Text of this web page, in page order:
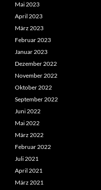
Mai 2023
April 2023
März 2023
Februar 2023
Januar 2023
Dezember 2022
November 2022
Oktober 2022
September 2022
Juni 2022
Mai 2022
März 2022
Februar 2022
Juli 2021
April 2021
März 2021